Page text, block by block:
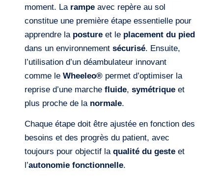
moment. La rampe avec repère au sol
constitue une première étape essentielle pour
apprendre la posture et le placement du pied
dans un environnement sécurisé. Ensuite,
l’utilisation d’un déambulateur innovant
comme le Wheeleo® permet d’optimiser la
reprise d’une marche fluide, symétrique et
plus proche de la normale.
Chaque étape doit être ajustée en fonction des
besoins et des progrès du patient, avec
toujours pour objectif la qualité du geste et
l’autonomie fonctionnelle.